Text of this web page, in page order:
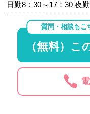
日勤8：30～17：30 夜
質問・相談もこ
（無料）こ